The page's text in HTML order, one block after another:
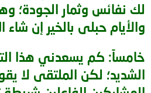
لك نفائس وثمار الجودة؛
والأيام حبلى بالخير إن شاء
خامساً: كم يسعدني هذا
الشديد؛ لكن الملتقى لا